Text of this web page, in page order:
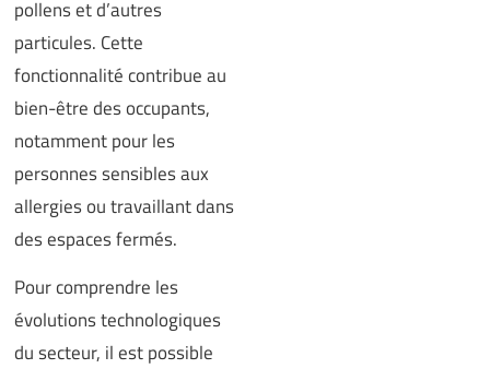
pollens et d’autres
particules. Cette
fonctionnalité contribue au
bien-être des occupants,
notamment pour les
personnes sensibles aux
allergies ou travaillant dans
des espaces fermés.
Pour comprendre les
évolutions technologiques
du secteur, il est possible